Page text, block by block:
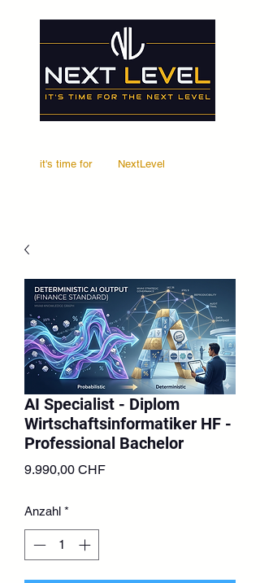
it's time for NextLevel
AI Specialist - Diplom
Wirtschaftsinformatiker HF -
Professional Bachelor
9.990,00 CHFPreis
Anzahl *